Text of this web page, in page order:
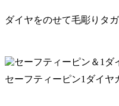
ダイヤをのせて毛彫りタ
セーフティーピン1ダイヤ